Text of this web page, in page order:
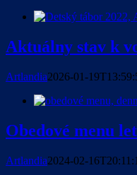
Aktuálny stav k
Artlandia2026-01-
Obedové menu
Artlandia2024-02-